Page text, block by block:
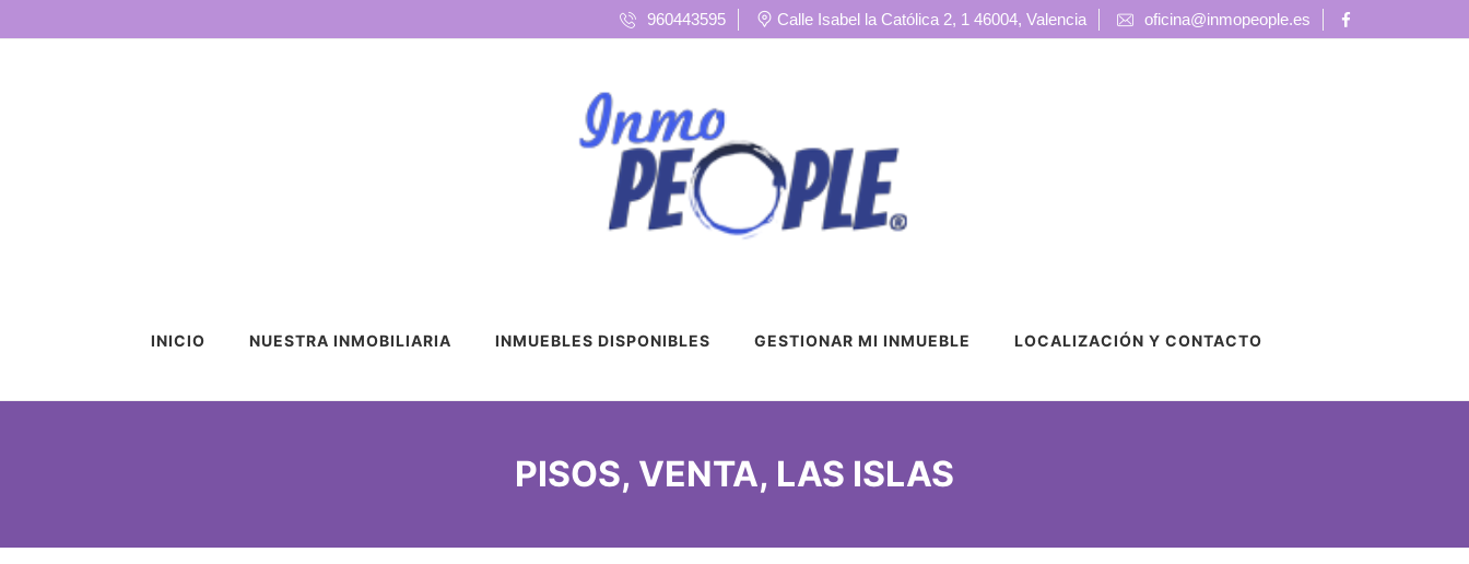
960443595 Calle Isabel la Católica 2, 1 46004, Valencia oficina@inmopeople.es
INICIO NUESTRA INMOBILIARIA INMUEBLES DISPONIBLES GESTIONAR MI INMUEBLE LOCALIZACIÓN Y CONTACTO
PISOS, VENTA, LAS ISLAS